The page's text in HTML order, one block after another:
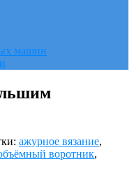
машин
ажурное вязание,
воротник,